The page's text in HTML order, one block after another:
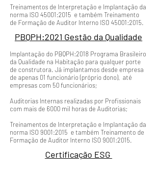
Treinamentos de Interpretação e Implantação da
norma ISO 45001:2015 e também Treinamento
de Formação de Auditor Interno ISO 45001:2015.
PBQPH:2021 Gestão da Qualidade
Implantação do PBQPH:2018 Programa Brasileiro
da Qualidade na Habitação para qualquer porte
de construtora. Já implantamos desde empresa
de apenas 01 funcionário (próprio dono), até
empresas com 50 funcionários;
Auditorias Internas realizadas por Profissionais
com mais de 6000 mil horas de Auditorias;
Treinamentos de Interpretação e Implantação da
norma ISO 9001:2015 e também Treinamento de
Formação de Auditor Interno ISO 9001:2015.
Certificação ESG